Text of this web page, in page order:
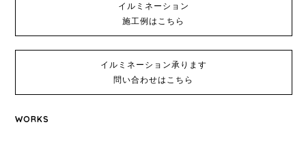
イルミネーション
施工例はこちら
イルミネーション承ります
問い合わせはこちら
WORKS